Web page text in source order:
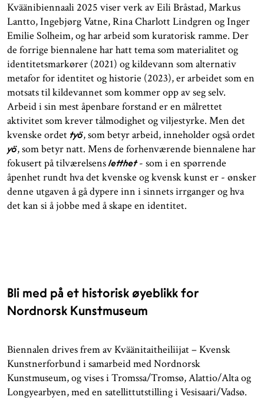
Kväänibiennaali 2025 viser verk av Eili Bråstad, Markus
Lantto, Ingebjørg Vatne, Rina Charlott Lindgren og Inger
Emilie Solheim, og har arbeid som kuratorisk ramme. Der
de forrige biennalene har hatt tema som materialitet og
identitetsmarkører (2021) og kildevann som alternativ
metafor for identitet og historie (2023), er arbeidet som en
motsats til kildevannet som kommer opp av seg selv.
Arbeid i sin mest åpenbare forstand er en målrettet
aktivitet som krever tålmodighet og viljestyrke. Men det
kvenske ordet työ, som betyr arbeid, inneholder også ordet
yö, som betyr natt. Mens de forhenværende biennalene har
fokusert på tilværelsensletthet- som i en spørrende
åpenhet rundt hva det kvenske og kvensk kunst er - ønsker
denne utgaven å gå dypere inn i sinnets irrganger og hva
det kan si å jobbe med å skape en identitet.
Bli med på et historisk øyeblikk for
Nordnorsk Kunstmuseum
Biennalen drives frem av Kväänitaitheiliijat – Kvensk
Kunstnerforbund i samarbeid med Nordnorsk
Kunstmuseum, og vises i Tromssa/Tromsø, Alattio/Alta og
Longyearbyen, med en satellittutstilling i Vesisaari/Vadsø.